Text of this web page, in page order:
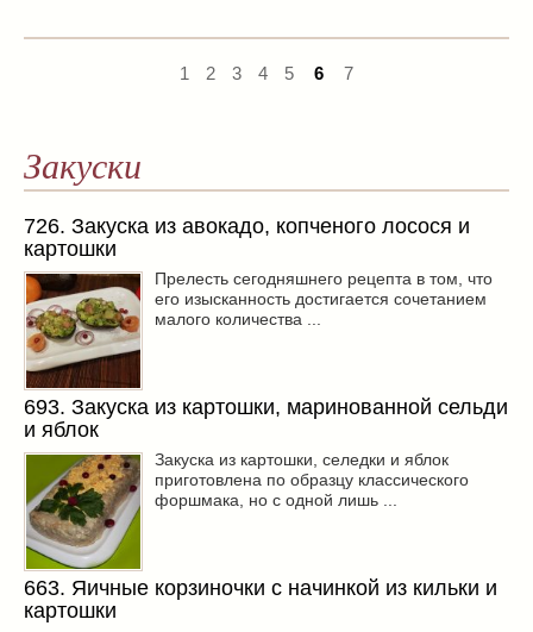
1 2 3 4 5 6 7
Закуски
726. Закуска из авокадо, копченого лосося и
картошки
Прелесть сегодняшнего рецепта в том, что
его изысканность достигается сочетанием
малого количества ...
693. Закуска из картошки, маринованной сельди
и яблок
Закуска из картошки, селедки и яблок
приготовлена по образцу классического
форшмака, но с одной лишь ...
663. Яичные корзиночки с начинкой из кильки и
картошки